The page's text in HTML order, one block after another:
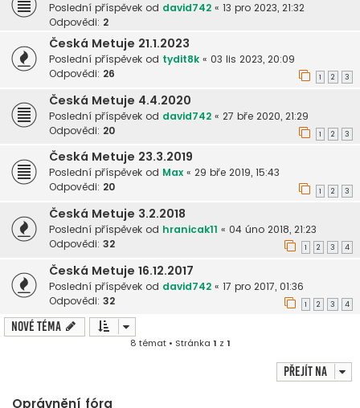
Poslední příspěvek od david742 « 13 pro 2023, 21:32
Odpovědi: 2
Česká Metuje 21.1.2023
Poslední příspěvek od tydit8k « 03 lis 2023, 20:09
Odpovědi: 26 1 2 3
Česká Metuje 4.4.2020
Poslední příspěvek od david742 « 27 bře 2020, 21:29
Odpovědi: 20 1 2 3
Česká Metuje 23.3.2019
Poslední příspěvek od Max « 29 bře 2019, 15:43
Odpovědi: 20 1 2 3
Česká Metuje 3.2.2018
Poslední příspěvek od hranicak11 « 04 úno 2018, 21:23
Odpovědi: 32 1 2 3 4
Česká Metuje 16.12.2017
Poslední příspěvek od david742 « 17 pro 2017, 01:36
Odpovědi: 32 1 2 3 4
Nové téma
8 témat • Stránka 1 z 1
Přejít na
Oprávnění fóra